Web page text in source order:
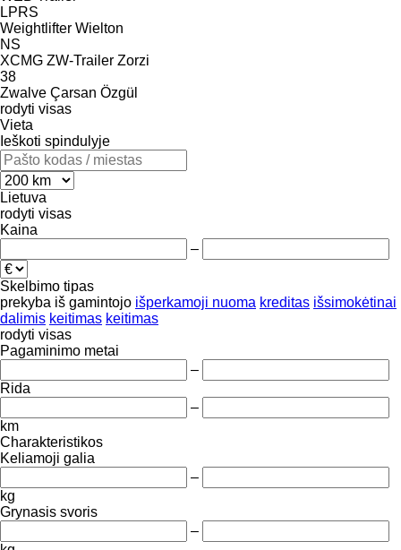
LPRS
Weightlifter Wielton
NS
XCMG ZW-Trailer Zorzi
38
Zwalve Çarsan Özgül
rodyti visas
Vieta
Ieškoti spindulyje
Lietuva
rodyti visas
Kaina
–
Skelbimo tipas
prekyba iš gamintojo išperkamoji nuoma kreditas išsimokėtinai
dalimis keitimas keitimas
rodyti visas
Pagaminimo metai
–
Rida
–
km
Charakteristikos
Keliamoji galia
–
kg
Grynasis svoris
–